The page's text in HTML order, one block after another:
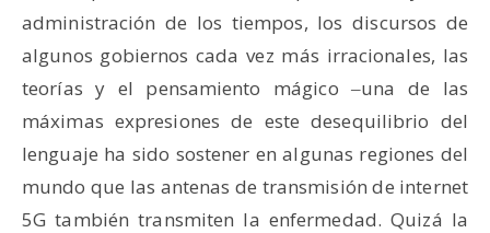
administración de los tiempos, los discursos de
algunos gobiernos cada vez más irracionales, las
teorías y el pensamiento mágico ‒una de las
máximas expresiones de este desequilibrio del
lenguaje ha sido sostener en algunas regiones del
mundo que las antenas de transmisión de internet
5G también transmiten la enfermedad. Quizá la